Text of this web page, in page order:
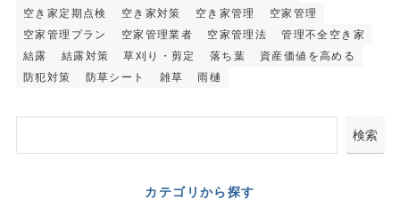
空き家定期点検
空き家対策 空き家管理
空家管理
空家管理プラン
空家管理業者 空家管理法
管理不全空き家
結露
結露対策 草刈り・剪定 落ち葉
資産価値を高める
防犯対策
防草シート 雑草 雨樋
検索
カテゴリから探す